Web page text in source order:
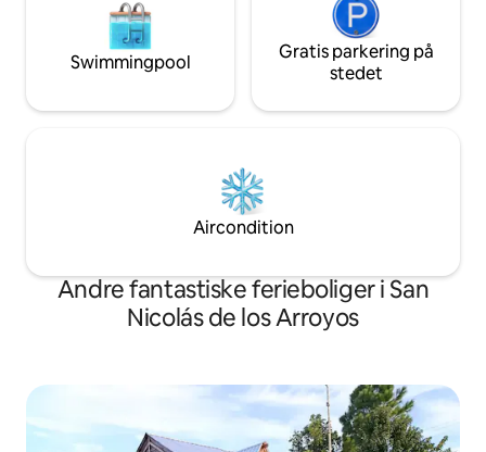
Swimmingpool
Gratis parkering på
stedet
Aircondition
Andre fantastiske ferieboliger i San
Nicolás de los Arroyos